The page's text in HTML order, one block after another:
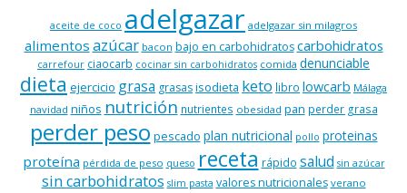
aceite de coco adelgazar adelgazar sin milagros
alimentos azúcar bacon bajo en carbohidratos carbohidratos
carrefour ciaocarb cocinar sin carbohidratos comida denunciable
dieta ejercicio grasa grasasisodieta keto libro lowcarb Málaga
navidad niños nutrición nutrientes obesidad pan perder grasa
perder peso pescado plan nutricional pollo proteinas
proteína pérdida de peso queso receta rápido salud sin azúcar
sin carbohidratos slim pasta valores nutricionales verano